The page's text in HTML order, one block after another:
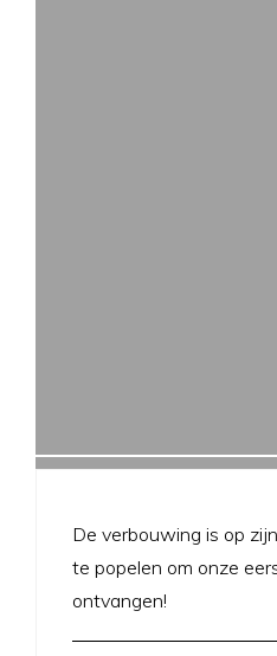
De verbouwing is op
te popelen om onze
ontvangen!